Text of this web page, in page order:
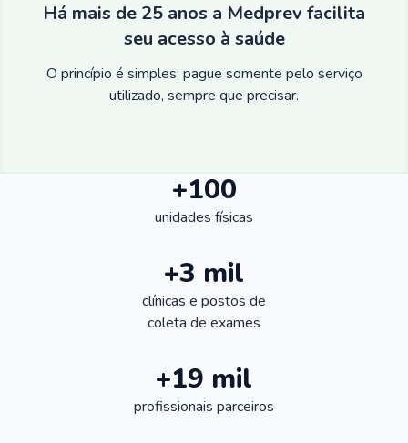
Há mais de 25 anos a Medprev facilita
seu acesso à saúde
O princípio é simples: pague somente pelo serviço
utilizado, sempre que precisar.
+100
unidades físicas
+3 mil
clínicas e postos de
coleta de exames
+19 mil
profissionais parceiros